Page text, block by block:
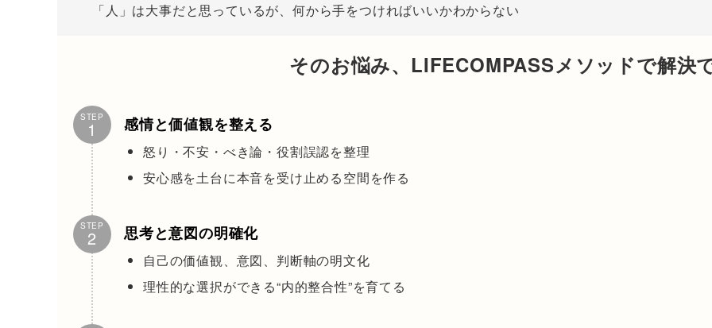
「人」は大事だと思っているが、何から手をつければいいかわからない
そのお悩み、LIFECOMPASSメソッドで解決
STEP
1 感情と価値観を整える
怒り・不安・べき論・役割誤認を整理
安心感を土台に本音を受け止める空間を作る
STEP
2 思考と意図の明確化
自己の価値観、意図、判断軸の明文化
理性的な選択ができる“内的整合性”を育てる